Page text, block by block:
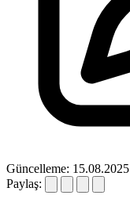
Güncelleme: 15.08.2025
Paylaş: